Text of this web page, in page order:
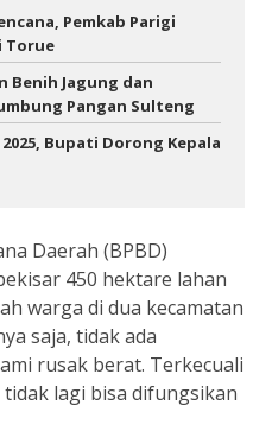
Pemkab Parigi
Torue
Benih Jagung dan
Pangan Sulteng
Bupati Dorong Kepala
Daerah (BPBD)
450 hektare lahan
warga di dua kecamatan
saja, tidak ada
rusak berat. Terkecuali
lagi bisa difungsikan